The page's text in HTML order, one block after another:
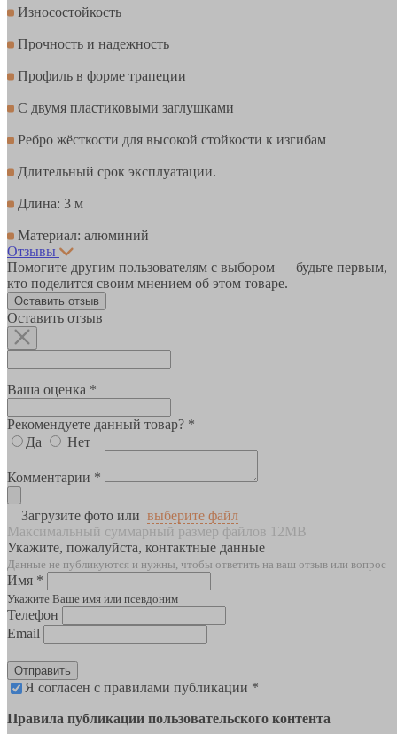
Износостойкость
Прочность и надежность
Профиль в форме трапеции
С двумя пластиковыми заглушками
Ребро жёсткости для высокой стойкости к изгибам
Длительный срок эксплуатации.
Длина: 3 м
Материал: алюминий
Отзывы
Помогите другим пользователям с выбором — будьте первым,
кто поделится своим мнением об этом товаре.
Оставить отзыв
Оставить отзыв
Ваша оценка *
Рекомендуете данный товар? *
Да
Нет
Комментарии *
Загрузите фото или выберите файл
Максимальный суммарный размер файлов 12MB
Укажите, пожалуйста, контактные данные
Данные не публикуются и нужны, чтобы ответить на ваш отзыв или вопрос
Имя *
Укажите Ваше имя или псевдоним
Телефон
Email
Отправить
Я согласен с правилами публикации *
Правила публикации пользовательского контента